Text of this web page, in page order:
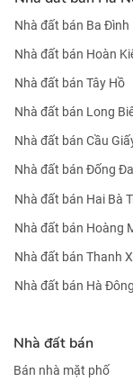
Nhà đất bán Ba Đình
Nhà đất bán Hoàn
Nhà đất bán Tây Hồ
Nhà đất bán Long
Nhà đất bán Cầu
Nhà đất bán Đống Đa
Nhà đất bán Hai Bà
Nhà đất bán Hoàng
Nhà đất bán Thanh
Nhà đất bán Hà Đông
Nhà đất bán
Bán nhà mặt phố